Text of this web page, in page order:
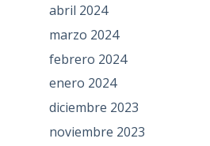
abril 2024
marzo 2024
febrero 2024
enero 2024
diciembre 2023
noviembre 2023